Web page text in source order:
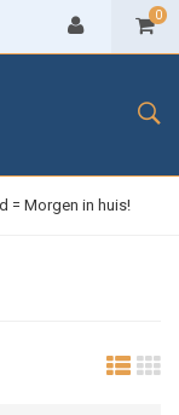
0
= Morgen in huis!